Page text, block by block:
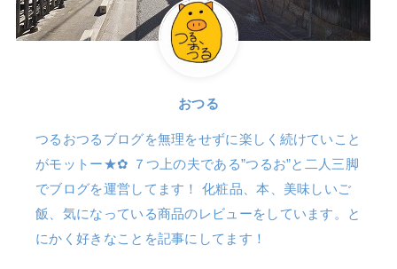
おつる
つるおつるブログを無理をせずに楽しく続けていこと
がモットー★✿ ７つ上の夫である”つるお”と二人三脚
でブログを運営してます！ 化粧品、本、美味しいご
飯、気になっている商品のレビューをしています。と
にかく好きなことを記事にしてます！